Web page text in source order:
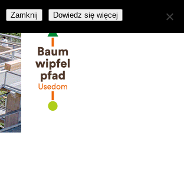
Zamknij Dowiedz się więcej